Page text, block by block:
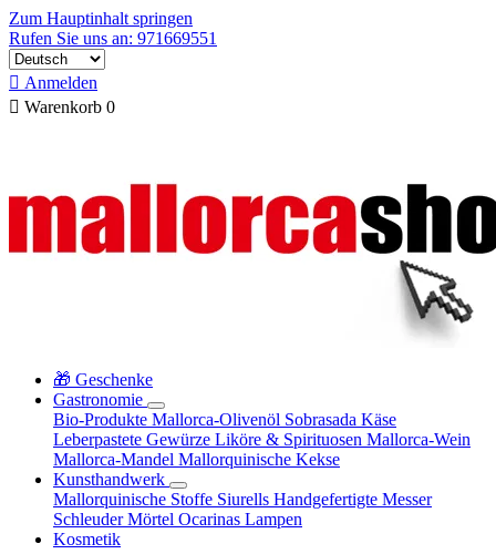
Zum Hauptinhalt springen
Rufen Sie uns an: 971669551
 Anmelden
 Warenkorb 0
🎁 Geschenke
Gastronomie
Bio-Produkte Mallorca-Olivenöl Sobrasada Käse
Leberpastete Gewürze Liköre & Spirituosen Mallorca-Wein
Mallorca-Mandel Mallorquinische Kekse
Kunsthandwerk
Mallorquinische Stoffe Siurells Handgefertigte Messer
SchleuderMörtel Ocarinas Lampen
Kosmetik